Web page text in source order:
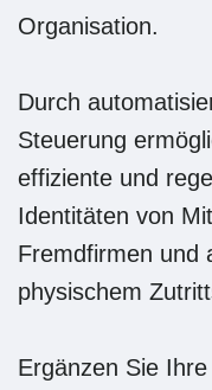
Organisation.
Durch
Steuerung
effiziente und
Identitäten von
Fremdfirmen und
physischem
Ergänzen Sie